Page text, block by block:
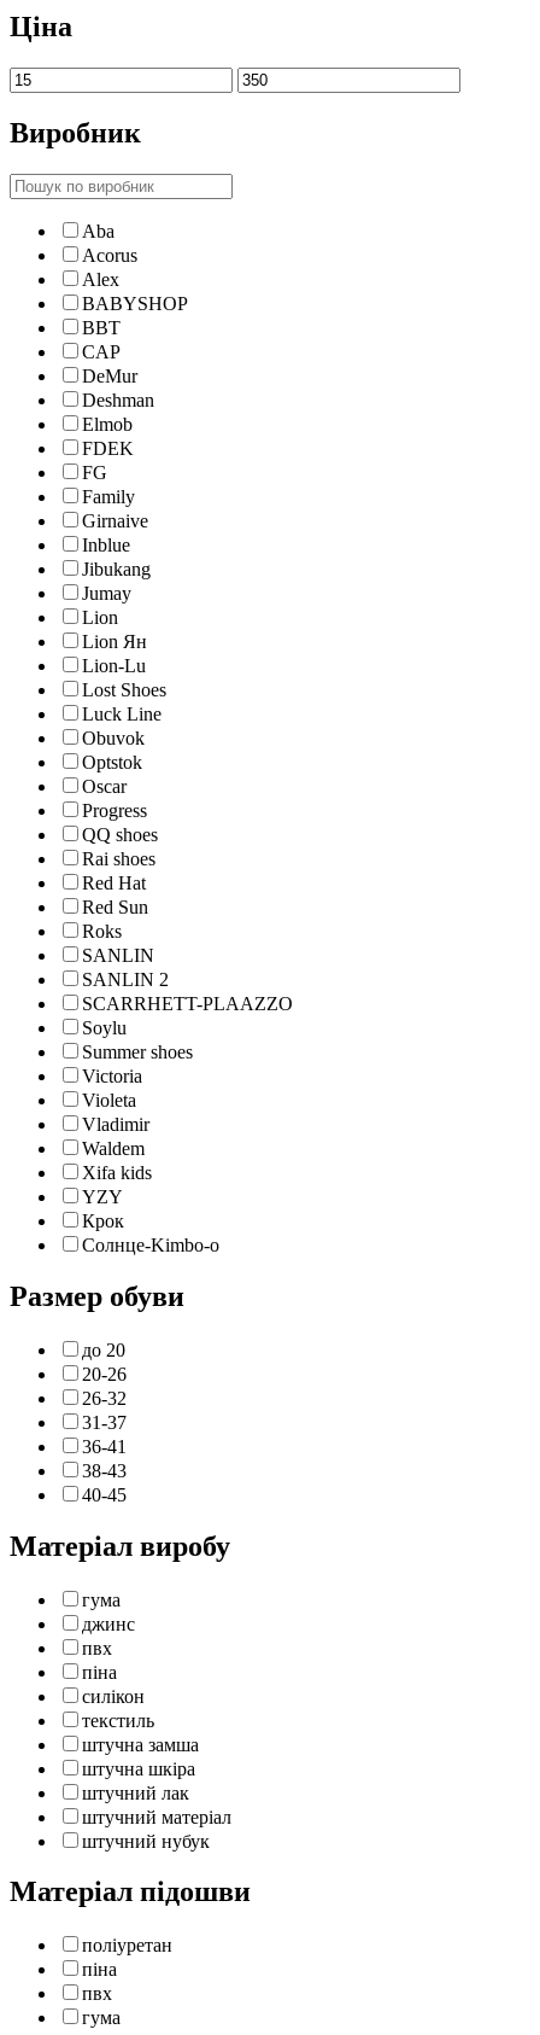
Ціна
Виробник
Aba
Acorus
Alex
BABYSHOP
BBT
CAP
DeMur
Deshman
Elmob
FDEK
FG
Family
Girnaive
Inblue
Jibukang
Jumay
Lion
Lion Ян
Lion-Lu
Lost Shoes
Luck Line
Obuvok
Optstok
Oscar
Progress
QQ shoes
Rai shoes
Red Hat
Red Sun
Roks
SANLIN
SANLIN 2
SCARRHETT-PLAAZZO
Soylu
Summer shoes
Victoria
Violeta
Vladimir
Waldem
Xifa kids
YZY
Крок
Солнце-Kimbo-o
Размер обуви
до 20
20-26
26-32
31-37
36-41
38-43
40-45
Матеріал виробу
гума
джинс
пвх
піна
силікон
текстиль
штучна замша
штучна шкіра
штучний лак
штучний матеріал
штучний нубук
Матеріал підошви
поліуретан
піна
пвх
гума